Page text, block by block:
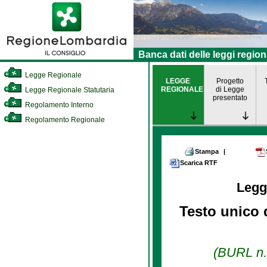
Banca dati delle leggi
Legge Regionale
Legge Regionale Statutaria
Regolamento Interno
Regolamento Regionale
LEGGE
REGIONALE
Progetto
di Legge
presentato
Stampa |
Scarica RTF
Testo unico
(BURL